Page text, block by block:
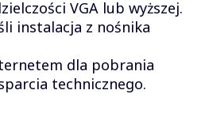
VGA lub wyższej.
instalacja z nośnika
dla pobrania
technicznego.